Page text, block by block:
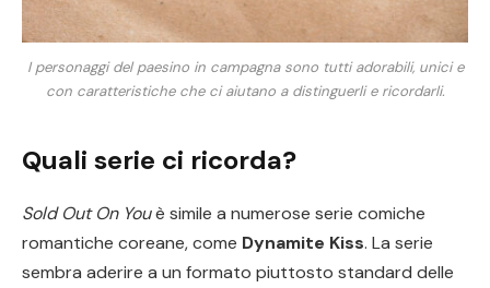
I personaggi del paesino in campagna sono tutti adorabili, unici e
con caratteristiche che ci aiutano a distinguerli e ricordarli.
Quali serie ci ricorda?
Sold Out On Youè simile a numerose serie comiche
romantiche coreane, come Dynamite Kiss. La serie
sembra aderire a un formato piuttosto standard delle